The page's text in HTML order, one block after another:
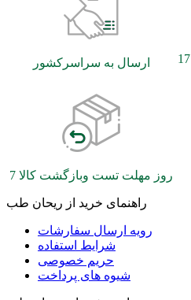
ارسال به سراسرکشور
پشتیبانی صبح 9 الی 13 - عصر 17
7 روز مهلت تست وبازگشت کالا
راهنمای خرید از ریحان طب
رویه ارسال سفارشات
شرایط استفاده
حریم خصوصی
شیوه های پرداخت